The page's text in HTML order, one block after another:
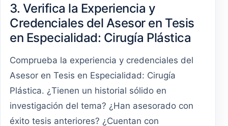
3. Verifica la Experiencia y
Credenciales del Asesor en Tesis
en Especialidad: Cirugía Plástica
Comprueba la experiencia y credenciales del
Asesor en Tesis en Especialidad: Cirugía
Plástica. ¿Tienen un historial sólido en
investigación del tema? ¿Han asesorado con
éxito tesis anteriores? ¿Cuentan con